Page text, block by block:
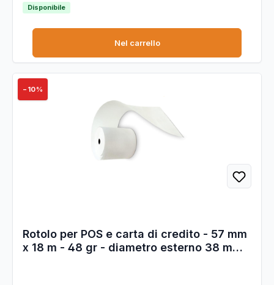
Disponibile
Nel carrello
−10%
Rotolo per POS e carta di credito - 57 mm
x 18 m - 48 gr - diametro esterno 38 mm -